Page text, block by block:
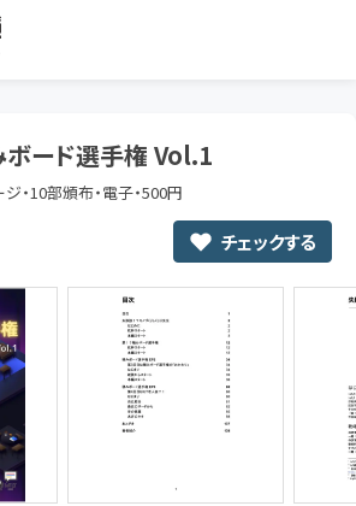
ボード選手権 Vol.1
・10部頒布・電子・500円
チェックする